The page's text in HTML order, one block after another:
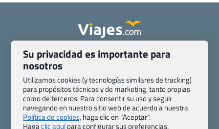
Quienes somos
Contacto
Pasaporte, Visado, Salud y otras disposiciones específicas
Blog de Viajes.com
Registro de agencias
Preguntas frecuentes
Condiciones generales
Política de privacidad y cookies
Transparencia
Todas las páginas – sitemap
Su privacidad es importante para
nosotros
Utilizamos cookies (y tecnologías similares de tracking)
para propósitos técnicos y de marketing, tanto propias
como de terceros. Para consentir su uso y seguir
navegando en nuestro sitio web de acuerdo a nuestra
Política de cookies,haga clic en "Aceptar".
Hagaclic aquípara configurar sus preferencias.